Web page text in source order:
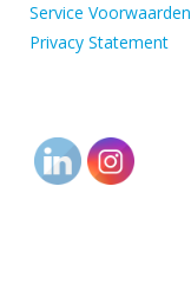
Service Voorwaarden
Privacy Statement